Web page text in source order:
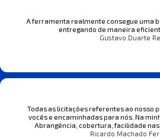
A ferramenta realmente consegue uma
entregando de maneira
Gustavo Duarte
Todas as licitações referentes ao nosso
vocês e encaminhadas para nós. Na
Abrangência, cobertura, facilidade
Ricardo Machado